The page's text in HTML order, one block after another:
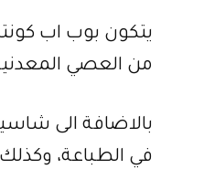
يتكون بوب اب
من العصي
في الطباعة،